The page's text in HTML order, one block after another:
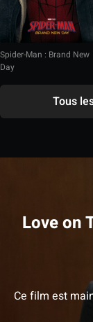
Spider-Man : Brand New
Day
Tous
Love on
Ce film est